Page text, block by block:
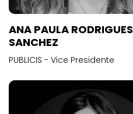
ANA PAULA RODRIGUES
SANCHEZ
PUBLICIS - Vice Presidente